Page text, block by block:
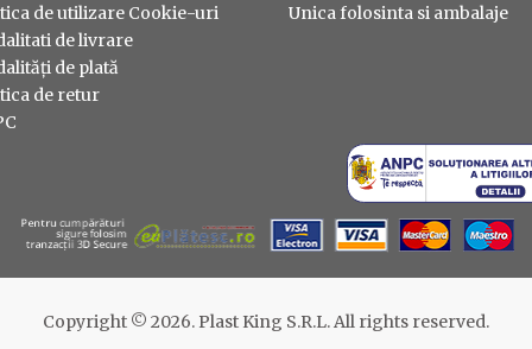
de utilizare Cookie-uri
de livrare
de plată
de retur
Unica folosinta si ambalaje
Copyright © 2026. Plast King S.R.L. All rights reserved.